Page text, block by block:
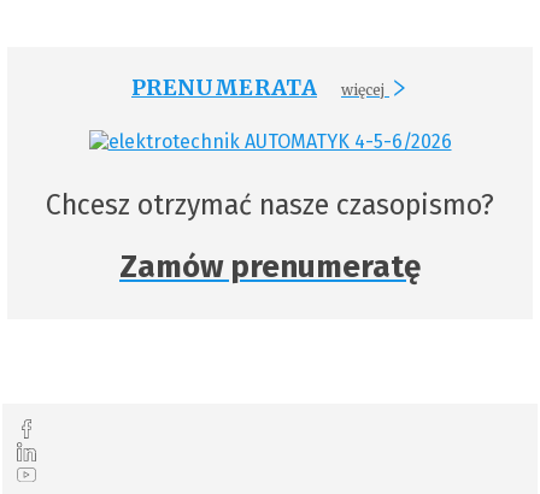
PRENUMERATA więcej
Chcesz otrzymać nasze czasopismo?
Zamów prenumeratę